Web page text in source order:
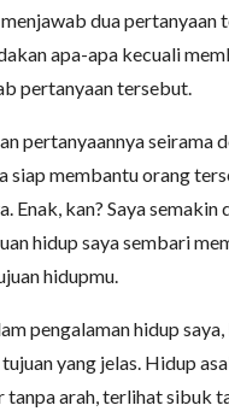
dua pertanyaan
apa-apa kecuali
pertanyaan tersebut.
pertanyaannya seirama
siap membantu orang
Enak, kan? Saya semakin
hidup saya sembari
hidupmu.
pengalaman hidup
yang jelas. Hidup
tanpa arah, terlihat sibuk